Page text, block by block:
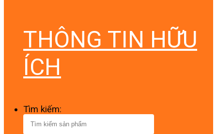
THÔNG TIN HỮU
ÍCH
Tìm kiếm: